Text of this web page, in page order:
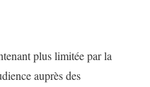
plus limitée par la
auprès des